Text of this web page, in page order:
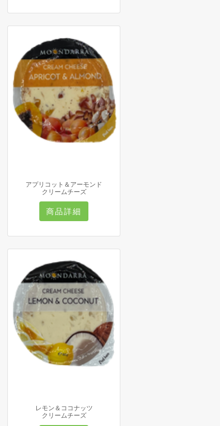
アプリコット＆アーモンド
クリームチーズ
商品詳細
レモン＆ココナッツ
クリームチーズ